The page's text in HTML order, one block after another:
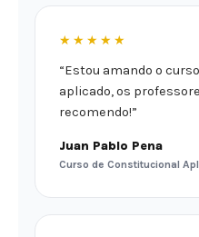
★★★★★
“Estou amando o
aplicado, os
recomendo!”
Juan Pablo Pena
Curso de Constitucional